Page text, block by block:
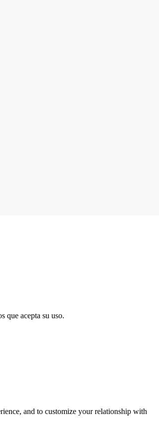
que acepta su uso.
and to customize your relationship with